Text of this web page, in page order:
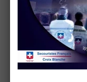
STATISTIQUES
visiteurs -152pages